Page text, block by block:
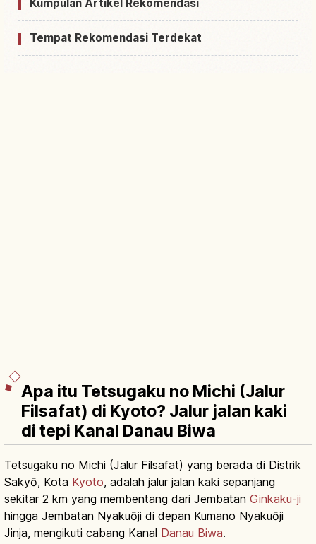
Kumpulan Artikel Rekomendasi
Tempat Rekomendasi Terdekat
Apa itu Tetsugaku no Michi (Jalur
Filsafat) di Kyoto? Jalur jalan kaki
di tepi Kanal Danau Biwa
Tetsugaku no Michi (Jalur Filsafat) yang berada di Distrik
Sakyō, Kota Kyoto, adalah jalur jalan kaki sepanjang
sekitar 2 km yang membentang dari Jembatan Ginkaku-ji
hingga Jembatan Nyakuōji di depan Kumano Nyakuōji
Jinja, mengikuti cabang Kanal Danau Biwa.